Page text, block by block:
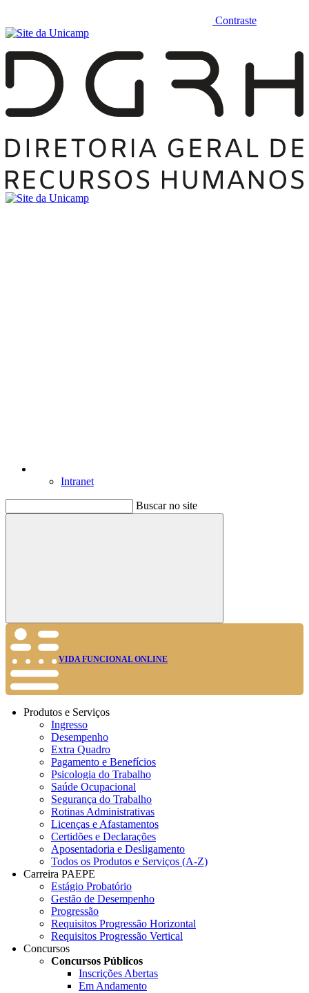
Contraste
Intranet
Buscar no site
Buscar
VIDA FUNCIONAL ONLINE
Produtos e Serviços
Ingresso
Desempenho
Extra Quadro
Pagamento e Benefícios
Psicologia do Trabalho
Saúde Ocupacional
Segurança do Trabalho
Rotinas Administrativas
Licenças e Afastamentos
Certidões e Declarações
Aposentadoria e Desligamento
Todos os Produtos e Serviços (A-Z)
Carreira PAEPE
Estágio Probatório
Gestão de Desempenho
Progressão
Requisitos Progressão Horizontal
Requisitos Progressão Vertical
Concursos
Concursos Públicos
Inscrições Abertas
Em Andamento